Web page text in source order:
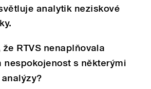
analytik neziskové
RTVS nenaplňovala
s některými